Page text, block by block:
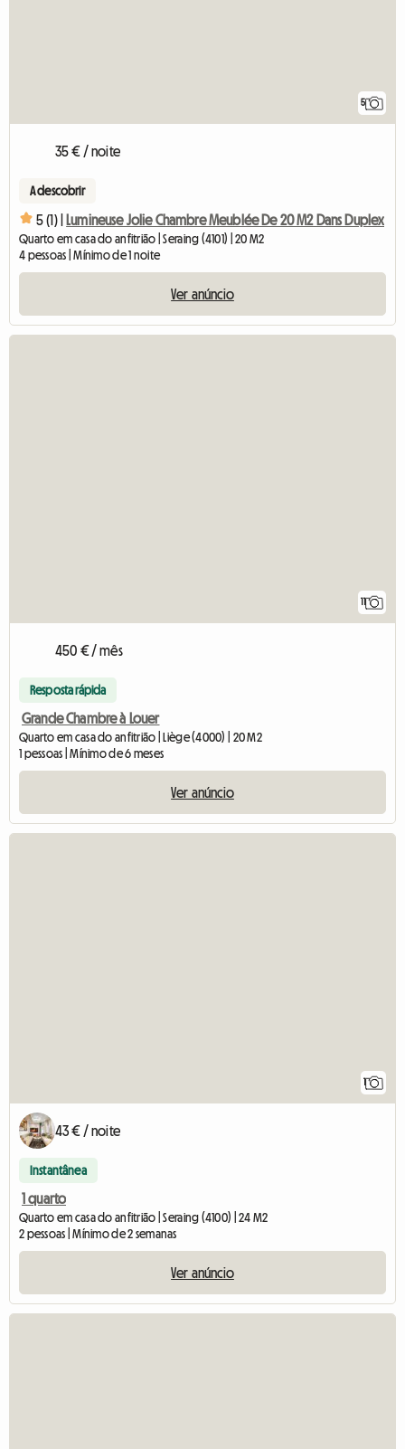
5
35 € / noite
A descobrir
5 (1) | Lumineuse Jolie Chambre Meublée De 20 M2 Dans Duplex
Quarto em casa do anfitrião | Seraing (4101) | 20 M2
4 pessoas | Mínimo de 1 noite
Ver anúncio
11
450 € / mês
Resposta rápida
Grande Chambre à Louer
Quarto em casa do anfitrião | Liège (4000) | 20 M2
1 pessoas | Mínimo de 6 meses
Ver anúncio
1
43 € / noite
Instantânea
1 quarto
Quarto em casa do anfitrião | Seraing (4100) | 24 M2
2 pessoas | Mínimo de 2 semanas
Ver anúncio